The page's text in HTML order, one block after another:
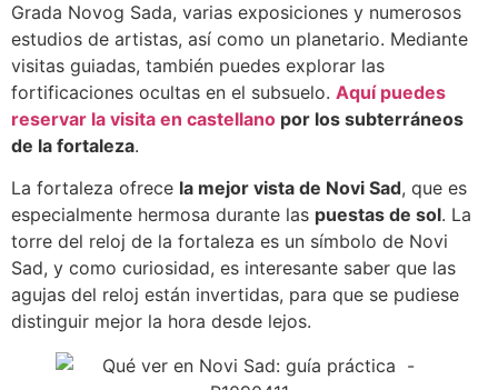
Grada Novog Sada, varias exposiciones y numerosos
estudios de artistas, así como un planetario. Mediante
visitas guiadas, también puedes explorar las
fortificaciones ocultas en el subsuelo. Aquí puedes
reservar la visita en castellano por los subterráneos
de la fortaleza.
La fortaleza ofrece la mejor vista de Novi Sad, que es
especialmente hermosa durante las puestas de sol. La
torre del reloj de la fortaleza es un símbolo de Novi
Sad, y como curiosidad, es interesante saber que las
agujas del reloj están invertidas, para que se pudiese
distinguir mejor la hora desde lejos.